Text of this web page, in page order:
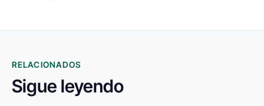
RELACIONADOS
Sigue leyendo